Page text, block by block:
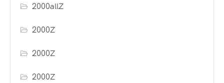
2000allZ
2000Z
2000Z
2000Z